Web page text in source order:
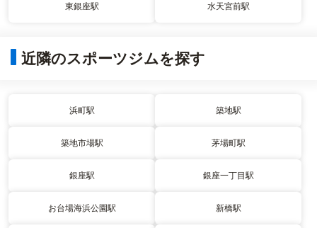
東銀座駅 水天宮前駅
近隣のスポーツジムを探す
浜町駅 築地駅
築地市場駅 茅場町駅
銀座駅 銀座一丁目駅
お台場海浜公園駅 新橋駅